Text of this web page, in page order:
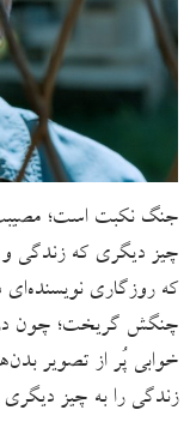
جنگ نکبت است؛
چیز دیگری‌ که زندگی و
که روزگاری
چنگش گریخت؛ چون
خوابی پُر از تصویر
زندگی را به چیز